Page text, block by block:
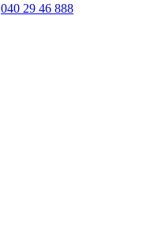
040 29 46 888